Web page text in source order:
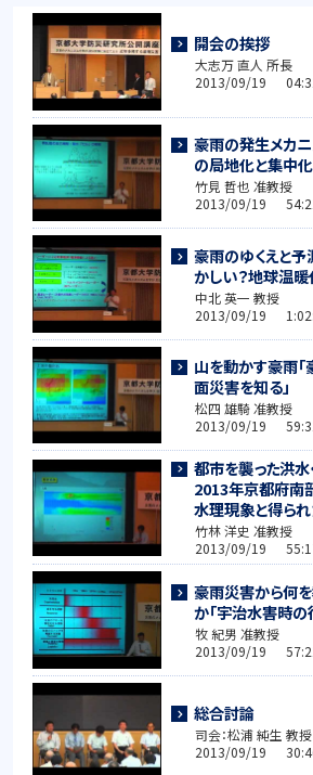
開会の挨拶
大志万 直人 所長
2013/09/19
豪雨の発生メカニ
の局地化と集中化
竹見 哲也 准教授
2013/09/19
豪雨のゆくえと
かしい？地球温暖
中北 英一 教授
2013/09/19
山を動かす豪雨
面災害を知る」
松四 雄騎 准教授
2013/09/19
都市を襲った洪水
2013年京都府南
水理現象と得られ
竹林 洋史 准教授
2013/09/19
豪雨災害から何を
か「宇治水害時の
牧 紀男 准教授
2013/09/19
総合討論
司会：松浦 純生 教授
2013/09/19